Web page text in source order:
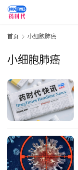
首
药
资
讯
视
频
首页 小细胞肺癌
小细胞肺癌